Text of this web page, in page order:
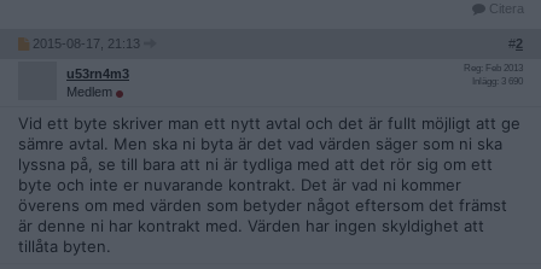
Citera
2015-08-17, 21:13 #2
u53rn4m3
Medlem
Reg: Feb 2013
Inlägg: 3 690
Vid ett byte skriver man ett nytt avtal och det är fullt möjligt att ge
sämre avtal. Men ska ni byta är det vad värden säger som ni ska
lyssna på, se till bara att ni är tydliga med att det rör sig om ett
byte och inte er nuvarande kontrakt. Det är vad ni kommer
överens om med värden som betyder något eftersom det främst
är denne ni har kontrakt med. Värden har ingen skyldighet att
tillåta byten.